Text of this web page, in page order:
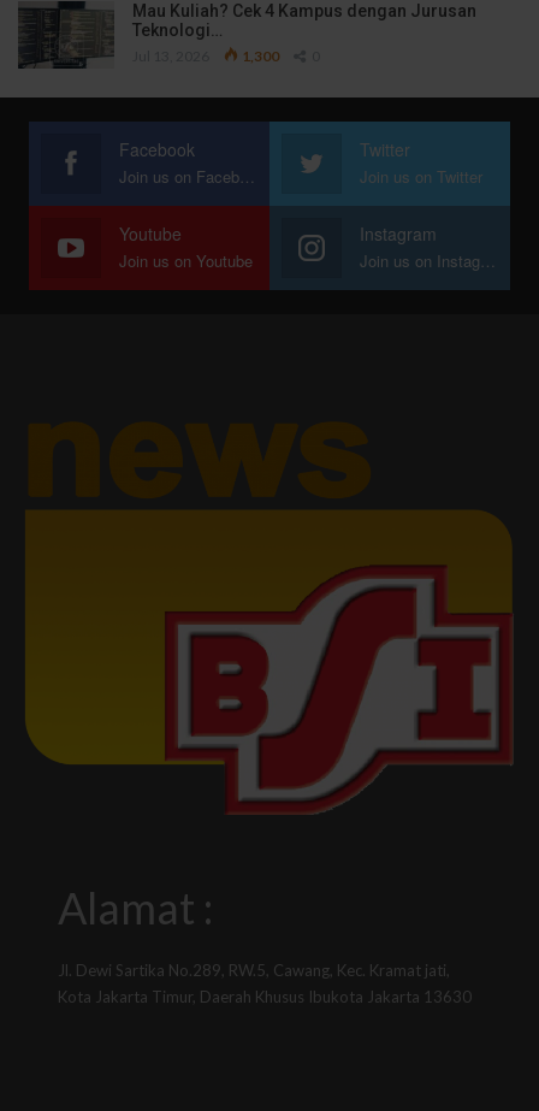
Mau Kuliah? Cek 4 Kampus dengan Jurusan
Teknologi…
1,300
Facebook
Join us on Facebook
Twitter
Join us on Twitter
Youtube
Join us on Youtube
Instagram
Join us on Instagram
Alamat :
Jl. Dewi Sartika No.289, RW.5, Cawang, Kec. Kramat jati,
Kota Jakarta Timur, Daerah Khusus Ibukota Jakarta 13630